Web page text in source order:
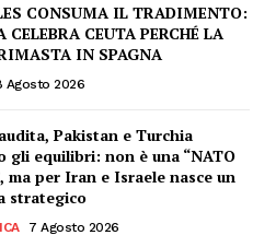
CONSUMA IL TRADIMENTO:
CELEBRA CEUTA PERCHÉ LA
IN SPAGNA
Agosto 2026
Pakistan e Turchia
gli equilibri: non è una “NATO
ma per Iran e Israele nasce un
strategico
7 Agosto 2026